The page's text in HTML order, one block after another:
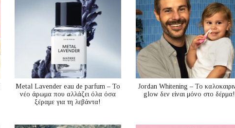
Metal Lavender eau de parfum – Το
νέο άρωμα που αλλάζει όλα όσα
ξέραμε για τη λεβάντα!
Jordan Whitening – Το
glow δεν είναι μόνο στο δέρμα!